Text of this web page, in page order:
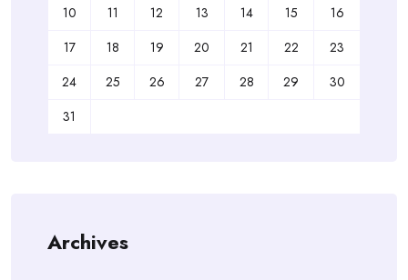
10
11 12 13 14 15
16
17
18 19 20 21 22
23
24
25 26 27 28 29
30
31
Archives